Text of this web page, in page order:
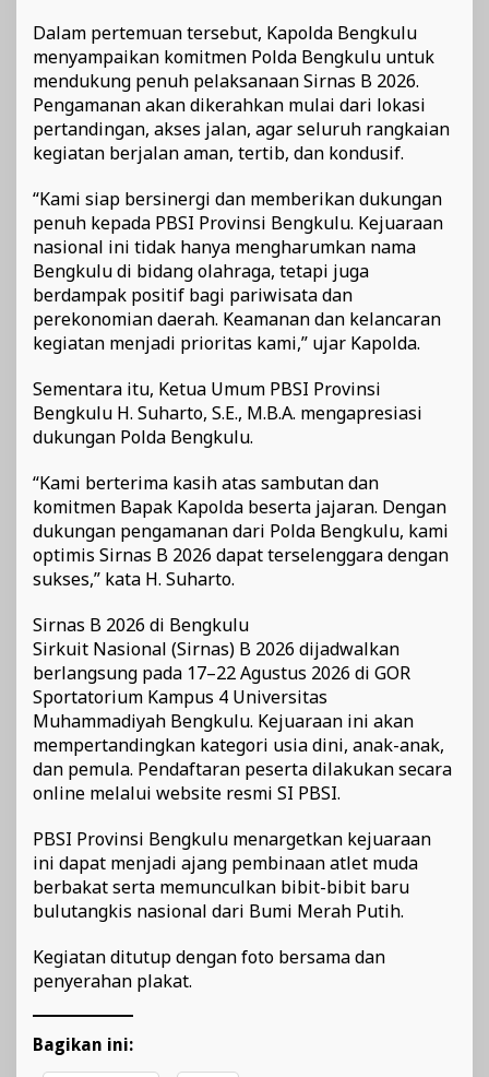
Dalam pertemuan tersebut, Kapolda Bengkulu
menyampaikan komitmen Polda Bengkulu untuk
mendukung penuh pelaksanaan Sirnas B 2026.
Pengamanan akan dikerahkan mulai dari lokasi
pertandingan, akses jalan, agar seluruh rangkaian
kegiatan berjalan aman, tertib, dan kondusif.
“Kami siap bersinergi dan memberikan dukungan
penuh kepada PBSI Provinsi Bengkulu. Kejuaraan
nasional ini tidak hanya mengharumkan nama
Bengkulu di bidang olahraga, tetapi juga
berdampak positif bagi pariwisata dan
perekonomian daerah. Keamanan dan kelancaran
kegiatan menjadi prioritas kami,” ujar Kapolda.
Sementara itu, Ketua Umum PBSI Provinsi
Bengkulu H. Suharto, S.E., M.B.A. mengapresiasi
dukungan Polda Bengkulu.
“Kami berterima kasih atas sambutan dan
komitmen Bapak Kapolda beserta jajaran. Dengan
dukungan pengamanan dari Polda Bengkulu, kami
optimis Sirnas B 2026 dapat terselenggara dengan
sukses,” kata H. Suharto.
Sirnas B 2026 di Bengkulu
Sirkuit Nasional (Sirnas) B 2026 dijadwalkan
berlangsung pada 17–22 Agustus 2026 di GOR
Sportatorium Kampus 4 Universitas
Muhammadiyah Bengkulu. Kejuaraan ini akan
mempertandingkan kategori usia dini, anak-anak,
dan pemula. Pendaftaran peserta dilakukan secara
online melalui website resmi SI PBSI.
PBSI Provinsi Bengkulu menargetkan kejuaraan
ini dapat menjadi ajang pembinaan atlet muda
berbakat serta memunculkan bibit-bibit baru
bulutangkis nasional dari Bumi Merah Putih.
Kegiatan ditutup dengan foto bersama dan
penyerahan plakat.
Bagikan ini: